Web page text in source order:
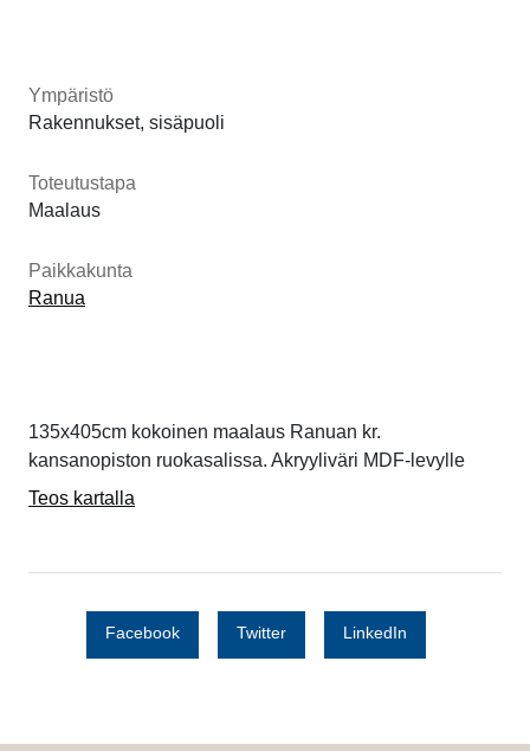
Ympäristö
Rakennukset, sisäpuoli
Toteutustapa
Maalaus
Paikkakunta
Ranua
135x405cm kokoinen maalaus Ranuan kr.
kansanopiston ruokasalissa. Akryyliväri MDF-levylle
Teos kartalla
Facebook Twitter LinkedIn